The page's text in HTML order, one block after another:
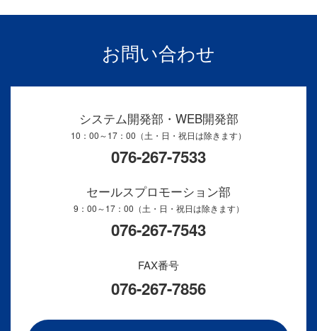
お問い合わせ
システム開発部・WEB開発部
10：00～17：00（土・日・祝日は除きます）
076-267-7533
セールスプロモーション部
9：00～17：00（土・日・祝日は除きます）
076-267-7543
FAX番号
076-267-7856